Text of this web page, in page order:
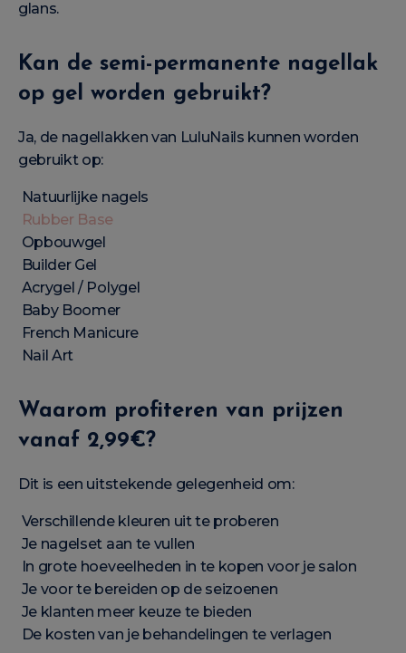
glans.
Kan de semi-permanente nagellak
op gel worden gebruikt?
Ja, de nagellakken van LuluNails kunnen worden
gebruikt op:
Natuurlijke nagels
Rubber Base
Opbouwgel
Builder Gel
Acrygel / Polygel
Baby Boomer
French Manicure
Nail Art
Waarom profiteren van prijzen
vanaf 2,99€?
Dit is een uitstekende gelegenheid om:
Verschillende kleuren uit te proberen
Je nagelset aan te vullen
In grote hoeveelheden in te kopen voor je salon
Je voor te bereiden op de seizoenen
Je klanten meer keuze te bieden
De kosten van je behandelingen te verlagen